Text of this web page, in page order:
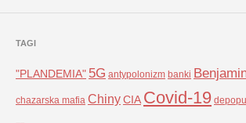
TAGI
"PLANDEMIA" 5G antypolonizm banki
chazarska mafia ChinyCIA Covid-19